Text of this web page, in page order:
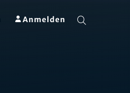
Anmelden